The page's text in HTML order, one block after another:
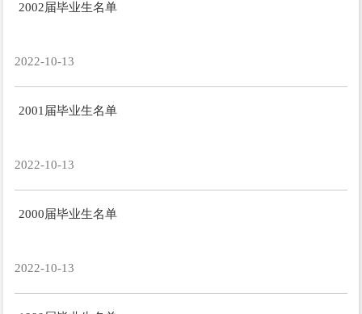
2002届毕业生名单
2022-10-13
2001届毕业生名单
2022-10-13
2000届毕业生名单
2022-10-13